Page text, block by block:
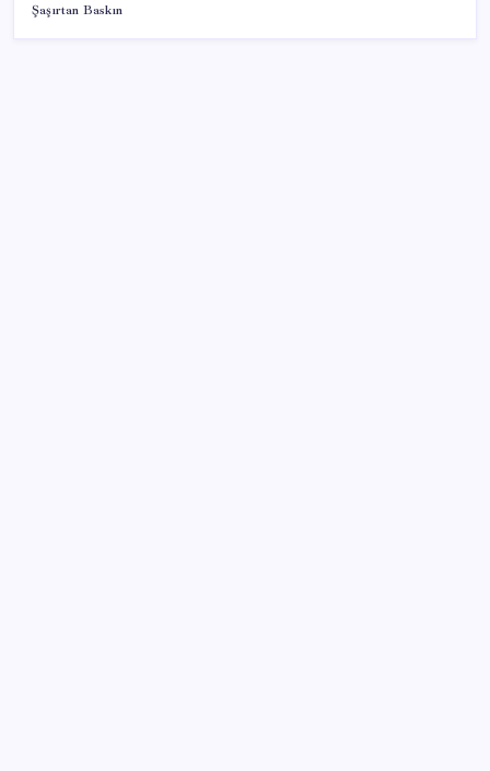
Şaşırtan Baskın